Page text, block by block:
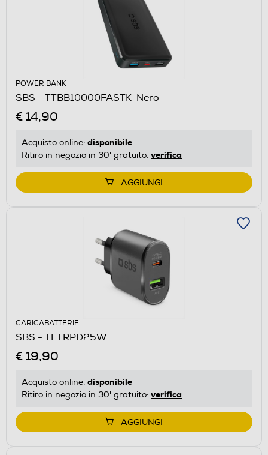
POWER BANK
SBS - TTBB10000FASTK-Nero
€ 14,90
Acquisto online: disponibile
Ritiro in negozio in 30' gratuito: verifica
AGGIUNGI
CARICABATTERIE
SBS - TETRPD25W
€ 19,90
Acquisto online: disponibile
Ritiro in negozio in 30' gratuito: verifica
AGGIUNGI